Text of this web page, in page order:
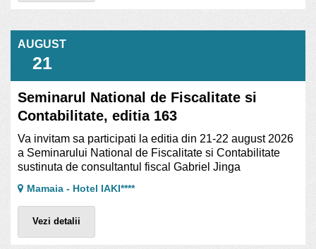
AUGUST
21
Seminarul National de Fiscalitate si
Contabilitate, editia 163
Va invitam sa participati la editia din 21-22 august 2026
a Seminarului National de Fiscalitate si Contabilitate
sustinuta de consultantul fiscal Gabriel Jinga
Mamaia - Hotel IAKI****
Vezi detalii